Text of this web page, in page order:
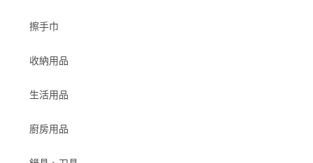
擦手巾
收納用品
生活用品
廚房用品